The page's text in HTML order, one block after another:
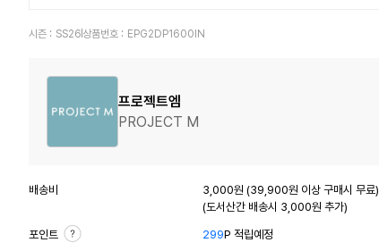
시즌 : SS26 상품번호 : EPG2DP1600IN
프로젝트엠
PROJECT M
배송비
3,000원 (39,900원 이상 구매시 무료)
(도서산간 배송시 3,000원 추가)
포인트 299P 적립예정